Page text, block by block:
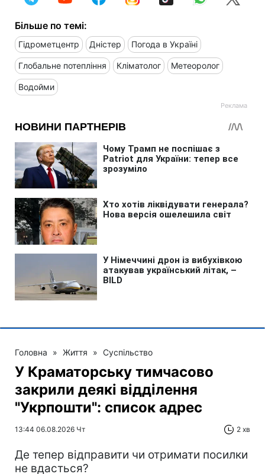
Більше по темі:
Гідрометцентр Дністер Погода в Україні
Глобальне потепління Кліматолог Метеоролог
Водойми
Головна » Життя » Суспільство
У Краматорську тимчасово
закрили деякі відділення
"Укрпошти": список адрес
13:44 06.08.2026 Чт 2 хв
Де тепер відправити чи отримати посилки
не вдасться?